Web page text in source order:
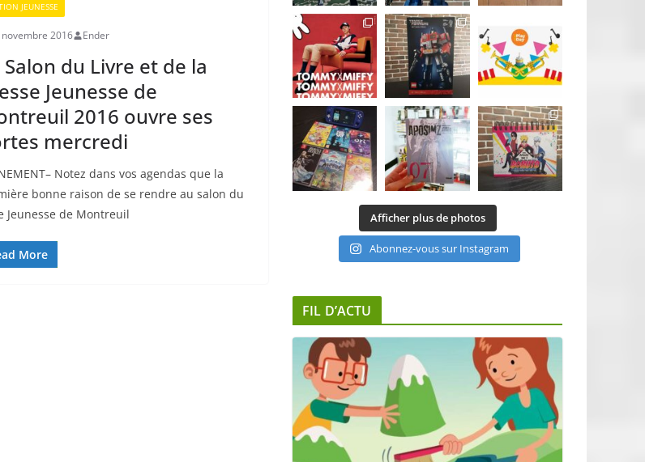
JEUNESSE
2016 Ender
Salon du Livre et de la
Jeunesse de
2016 ouvre ses
mercredi
Notez dans vos agendas que la
bonne raison de se rendre au salon du
Jeunesse de Montreuil
More
Afficher plus de photos
Abonnez-vous sur Instagram
FIL D’ACTU